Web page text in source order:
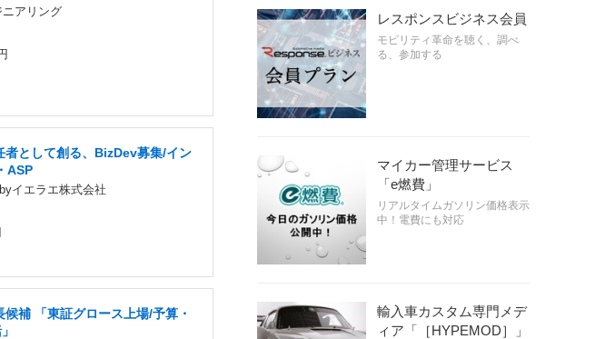
アリング
者として創る、BizDev募集/イン
ASP
イエラエ株式会社
補 「東証グロース上場/予算・
レスポンスビジネス会員
モビリティ革命を聴く、調べ
る、参加する
マイカー管理サービス
「e燃費」
リアルタイムガソリン価格表示
中！電費にも対応
輸入車カスタム専門メデ
ィア「［HYPEMOD］」